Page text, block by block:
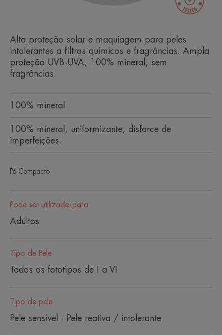
Alta proteção solar e maquiagem para peles
intolerantes a filtros químicos e fragrâncias. Ampla
proteção UVB-UVA, 100% mineral, sem
fragrâncias.
100% mineral.
100% mineral, uniformizante, disfarce de
imperfeições.
Pó Compacto
Pode ser utilizado para
Adultos
Tipo de Pele
Todos os fototipos de I a VI
Tipo de pele
Pele sensível - Pele reativa / intolerante